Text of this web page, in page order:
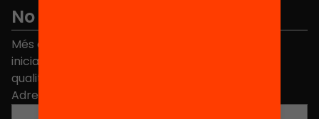
No et perdis res
Més de 40.000 persones ja han triat Equitat. Rep
iniciatives, propostes i projectes per millorar la
qualitat de l'educació a Catalunya.
Adreça electrònica